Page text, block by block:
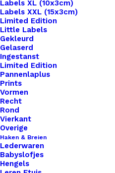
Labels XL (10x3cm)
Labels XXL (15x3cm)
Limited Edition
Little Labels
Gekleurd
Gelaserd
Ingestanst
Limited Edition
Pannenlaplus
Prints
Vormen
Recht
Rond
Vierkant
Overige
Haken & Breien
Lederwaren
Babyslofjes
Hengels
Home
Yarn The Afther Party 29
Yarn The
29
Cardigan